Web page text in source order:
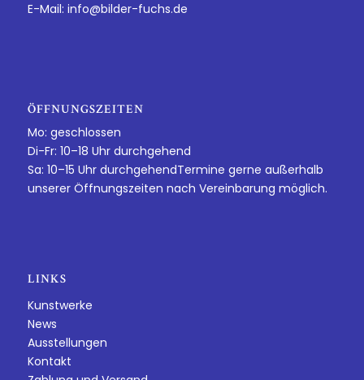
E-Mail: info@bilder-fuchs.de
ÖFFNUNGSZEITEN
Mo: geschlossen
Di-Fr: 10–18 Uhr durchgehend
Sa: 10–15 Uhr durchgehendTermine gerne außerhalb
unserer Öffnungszeiten nach Vereinbarung möglich.
LINKS
Kunstwerke
News
Ausstellungen
Kontakt